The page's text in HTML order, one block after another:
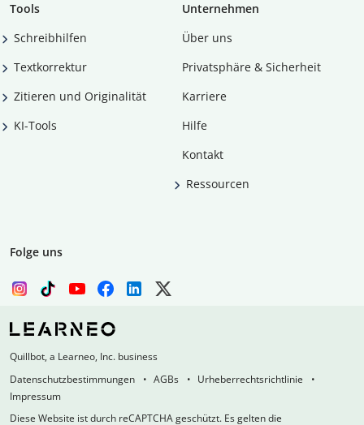
Tools
Schreibhilfen
Textkorrektur
Zitieren und Originalität
KI-Tools
Unternehmen
Über uns
Privatsphäre & Sicherheit
Karriere
Hilfe
Kontakt
Ressourcen
Folge uns
Quillbot, a Learneo, Inc. business
Datenschutzbestimmungen
AGBs
Urheberrechtsrichtlinie
Impressum
Diese Website ist durch reCAPTCHA geschützt. Es gelten die